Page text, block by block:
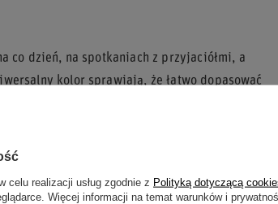
co dzień, na spotkaniach z przyjaciółmi, a
kolor sprawiają, że łatwo dopasować
wyjątkowy charakter.
celu realizacji usług zgodnie z Polityką dotyczącą
Więcej informacji na temat warunków i